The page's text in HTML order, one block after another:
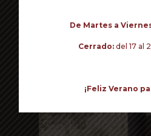
25€ - Petit
De Martes a
Cerrado: del 17 al
¡Feliz Verano